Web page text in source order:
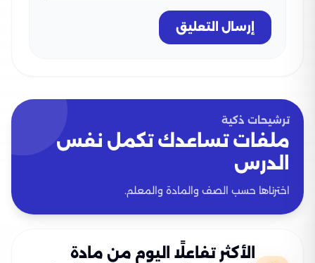
إرسال التعليق
ترشيحات ذكية
ملفات تساعدك تكمل نفس
الدرس
اخترناها حسب الصف والمادة والمعلم.
الأكثر تفاعلًا اليوم من مادة